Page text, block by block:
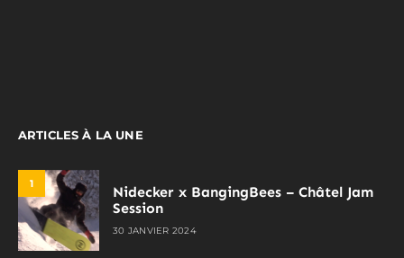
ARTICLES À LA UNE
1
Nidecker x BangingBees – Châtel Jam
Session
30 JANVIER 2024